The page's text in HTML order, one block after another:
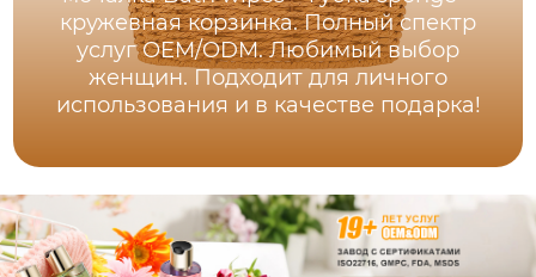
кружевная корзинка. Полный спектр
услуг OEM/ODM. Любимый выбор
женщин. Подходит для личного
использования и в качестве подарка!